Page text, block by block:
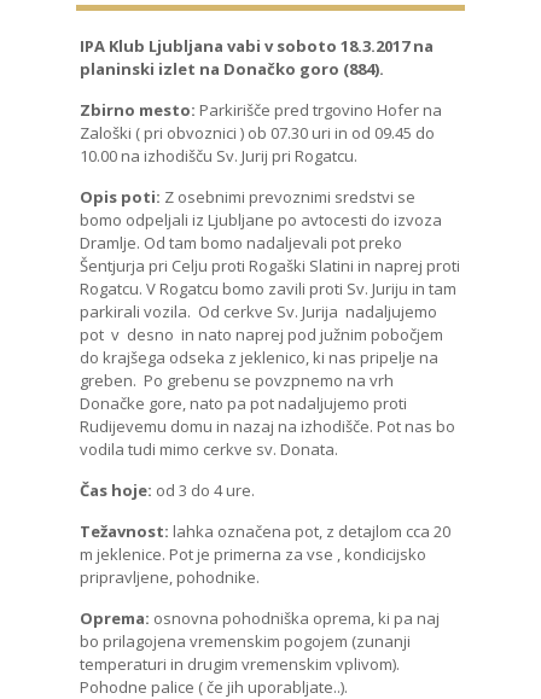
IPA Klub Ljubljana vabi v soboto 18.3.2017 na
planinski izlet na Donačko goro (884).
Zbirno mesto: Parkirišče pred trgovino Hofer na
Zaloški ( pri obvoznici ) ob 07.30 uri in od 09.45 do
10.00 na izhodišču Sv. Jurij pri Rogatcu.
Opis poti: Z osebnimi prevoznimi sredstvi se
bomo odpeljali iz Ljubljane po avtocesti do izvoza
Dramlje. Od tam bomo nadaljevali pot preko
Šentjurja pri Celju proti Rogaški Slatini in naprej proti
Rogatcu. V Rogatcu bomo zavili proti Sv. Juriju in tam
parkirali vozila. Od cerkve Sv. Jurija nadaljujemo
pot v desno in nato naprej pod južnim pobočjem
do krajšega odseka z jeklenico, ki nas pripelje na
greben. Po grebenu se povzpnemo na vrh
Donačke gore, nato pa pot nadaljujemo proti
Rudijevemu domu in nazaj na izhodišče. Pot nas bo
vodila tudi mimo cerkve sv. Donata.
Čas hoje: od 3 do 4 ure.
Težavnost: lahka označena pot, z detajlom cca 20
m jeklenice. Pot je primerna za vse , kondicijsko
pripravljene, pohodnike.
Oprema: osnovna pohodniška oprema, ki pa naj
bo prilagojena vremenskim pogojem (zunanji
temperaturi in drugim vremenskim vplivom).
Pohodne palice ( če jih uporabljate..).